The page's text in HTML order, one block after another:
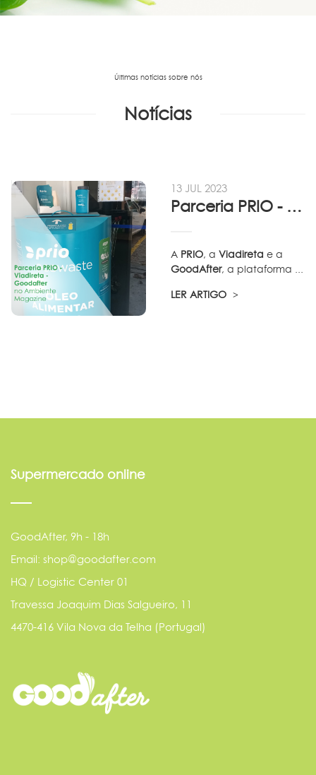
Últimas notícias sobre nós
Notícias
13 JUL 2023
Parceria PRIO - Viadireta - Goodafter...
A PRIO, aViadireta e a
GoodAfter, a plataforma ...
LER ARTIGO
Supermercado online
GoodAfter, 9h - 18h
Email: shop@goodafter.com
HQ / Logistic Center 01
Travessa Joaquim Dias Salgueiro, 11
4470-416 Vila Nova da Telha (Portugal)